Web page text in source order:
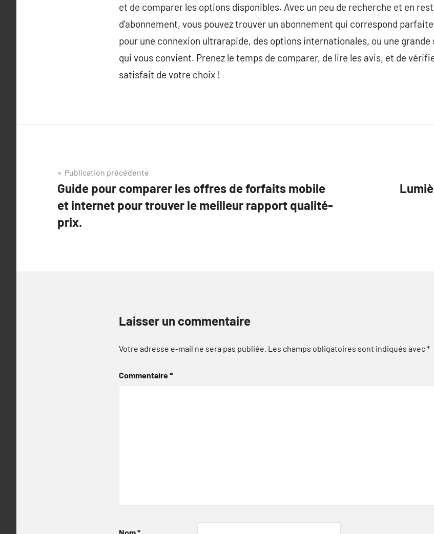
et de comparer les options disponibles. Avec un peu de recherche et en
d’abonnement, vous pouvez trouver un abonnement qui correspond
pour une connexion ultrarapide, des options internationales, ou une grande
qui vous convient. Prenez le temps de comparer, de lire les avis, et de
satisfait de votre choix !
Navigation
de
l’article
Publication précédente
Guide pour comparer les offres de forfaits mobile
et internet pour trouver le meilleur rapport qualité-
prix.
Laisser un commentaire
Votre adresse e-mail ne sera pas publiée. Les champs obligatoires sont indiqués avec*
Commentaire*